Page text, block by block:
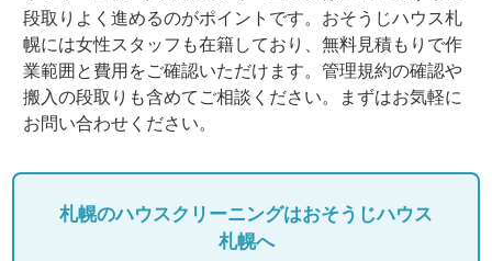
段取りよく進めるのがポイントです。おそうじハウス札
幌には女性スタッフも在籍しており、無料見積もりで作
業範囲と費用をご確認いただけます。管理規約の確認や
搬入の段取りも含めてご相談ください。まずはお気軽に
お問い合わせください。
札幌のハウスクリーニングはおそうじハウス
札幌へ